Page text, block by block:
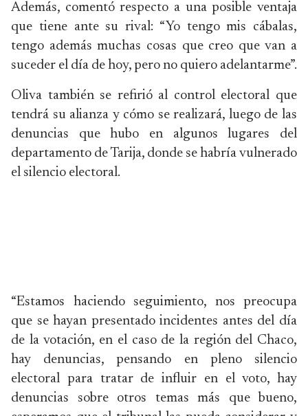
Además, comentó respecto a una posible ventaja
que tiene ante su rival: “Yo tengo mis cábalas,
tengo además muchas cosas que creo que van a
suceder el día de hoy, pero no quiero adelantarme”.
Oliva también se refirió al control electoral que
tendrá su alianza y cómo se realizará, luego de las
denuncias que hubo en algunos lugares del
departamento de Tarija, donde se habría vulnerado
el silencio electoral.
“Estamos haciendo seguimiento, nos preocupa
que se hayan presentado incidentes antes del día
de la votación, en el caso de la región del Chaco,
hay denuncias, pensando en pleno silencio
electoral para tratar de influir en el voto, hay
denuncias sobre otros temas más que bueno,